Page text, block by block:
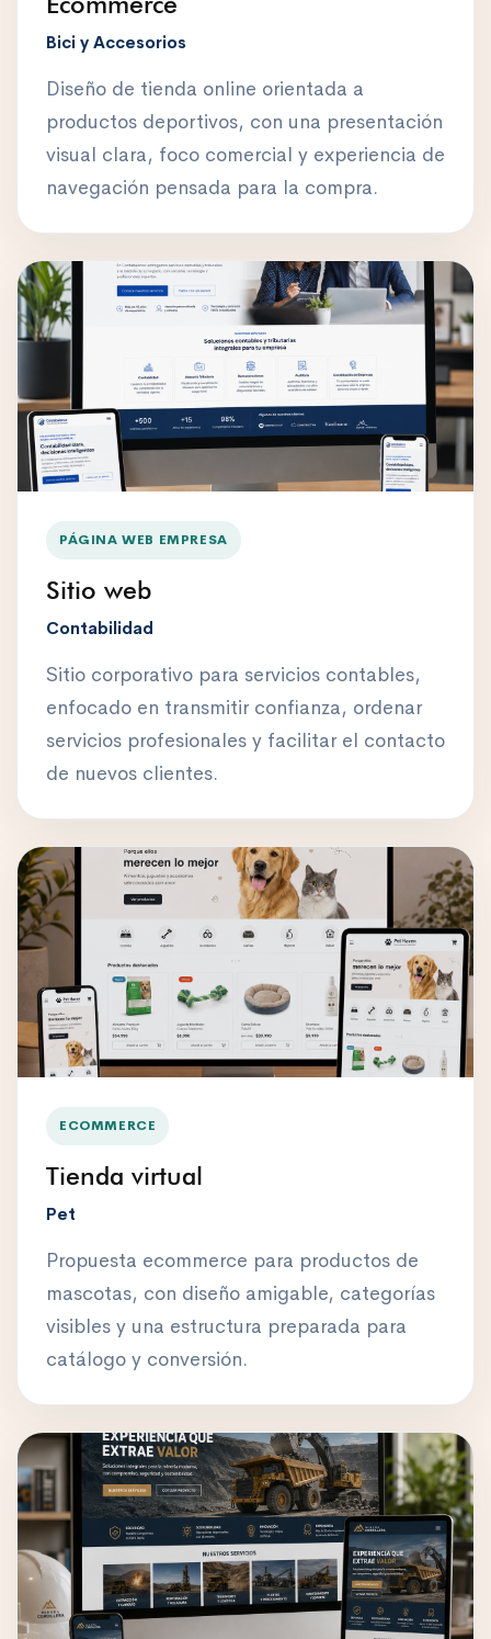
Bici y Accesorios
Diseño de tienda online orientada a
productos deportivos, con una presentación
visual clara, foco comercial y experiencia de
navegación pensada para la compra.
PÁGINA WEB EMPRESA
Sitio web
Contabilidad
Sitio corporativo para servicios contables,
enfocado en transmitir confianza, ordenar
servicios profesionales y facilitar el contacto
de nuevos clientes.
ECOMMERCE
Tienda virtual
Pet
Propuesta ecommerce para productos de
mascotas, con diseño amigable, categorías
visibles y una estructura preparada para
catálogo y conversión.